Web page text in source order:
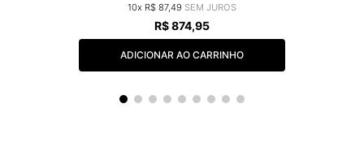
10 R$ 87,49
R$874,95
ADICIONAR AO CARRINHO